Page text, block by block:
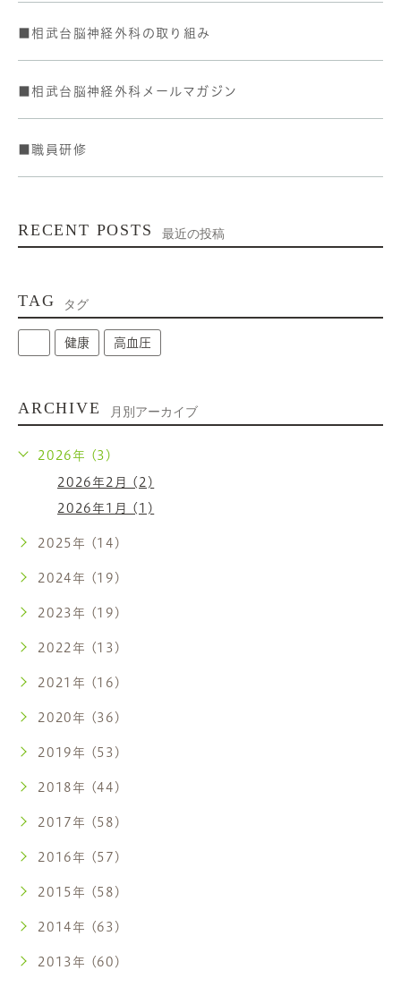
■相武台脳神経外科の取り組み
■相武台脳神経外科メールマガジン
■職員研修
RECENT POSTS 最近の投稿
TAG タグ
健康 高血圧
ARCHIVE 月別アーカイブ
2026年 (3)
2026年2月 (2)
2026年1月 (1)
2025年 (14)
2024年 (19)
2023年 (19)
2022年 (13)
2021年 (16)
2020年 (36)
2019年 (53)
2018年 (44)
2017年 (58)
2016年 (57)
2015年 (58)
2014年 (63)
2013年 (60)